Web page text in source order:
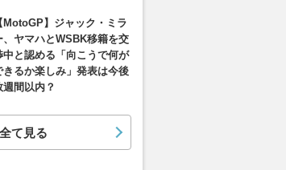
MotoGP】ジャック・ミラ
、ヤマハとWSBK移籍を交
中と認める「向こうで何が
きるか楽しみ」発表は今後
週間以内？
全て見る